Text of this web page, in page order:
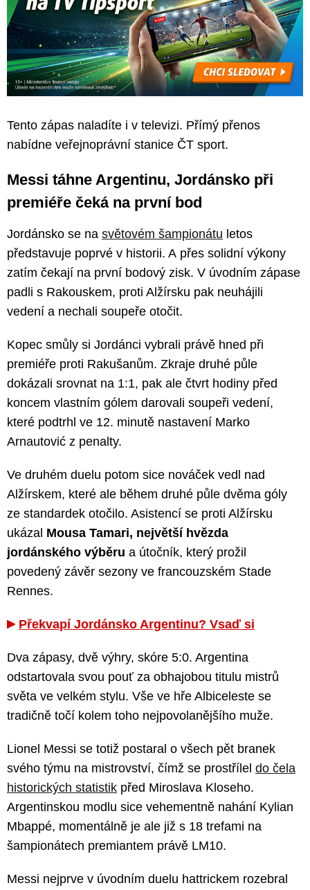
Tento zápas naladíte i v televizi. Přímý přenos
nabídne veřejnoprávní stanice ČT sport.
Messi táhne Argentinu, Jordánsko při
premiéře čeká na první bod
Jordánsko se na světovém šampionátu letos
představuje poprvé v historii. A přes solidní výkony
zatím čekají na první bodový zisk. V úvodním zápase
padli s Rakouskem, proti Alžírsku pak neuhájili
vedení a nechali soupeře otočit.
Kopec smůly si Jordánci vybrali právě hned při
premiéře proti Rakušanům. Zkraje druhé půle
dokázali srovnat na 1:1, pak ale čtvrt hodiny před
koncem vlastním gólem darovali soupeři vedení,
které podtrhl ve 12. minutě nastavení Marko
Arnautović z penalty.
Ve druhém duelu potom sice nováček vedl nad
Alžírskem, které ale během druhé půle dvěma góly
ze standardek otočilo. Asistencí se proti Alžírsku
ukázal Mousa Tamari, největší hvězda
jordánského výběru a útočník, který prožil
povedený závěr sezony ve francouzském Stade
Rennes.
Překvapí Jordánsko Argentinu? Vsaď si
Dva zápasy, dvě výhry, skóre 5:0. Argentina
odstartovala svou pouť za obhajobou titulu mistrů
světa ve velkém stylu. Vše ve hře Albiceleste se
tradičně točí kolem toho nejpovolanějšího muže.
Lionel Messi se totiž postaral o všech pět branek
svého týmu na mistrovství, čímž se prostřílel do čela
historických statistik před Miroslava Kloseho.
Argentinskou modlu sice vehementně nahání Kylian
Mbappé, momentálně je ale již s 18 trefami na
šampionátech premiantem právě LM10.
Messi nejprve v úvodním duelu hattrickem rozebral